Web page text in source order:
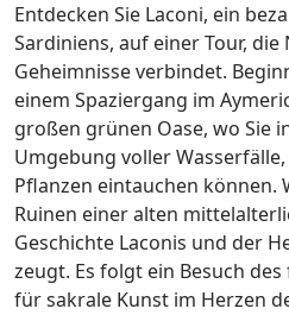
Entdecken Sie Laconi, ein
Sardiniens, auf einer Tour, die
Geheimnisse verbindet.
einem Spaziergang im
großen grünen Oase, wo Sie
Umgebung voller
Pflanzen eintauchen können.
Ruinen einer alten
Geschichte Laconis und der
zeugt. Es folgt ein Besuch
für sakrale Kunst im Herzen